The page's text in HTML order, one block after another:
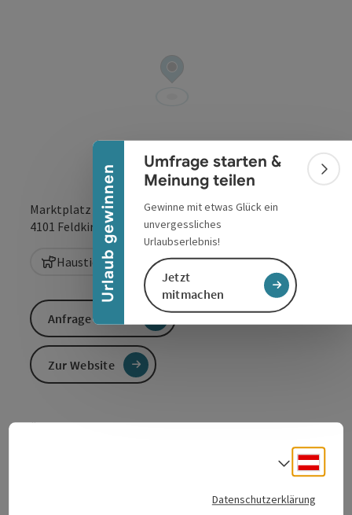
Urlaub gewinnen
Banner einklappen
Umfrage starten &
Meinung teilen
Gewinne mit etwas Glück ein
unvergessliches
Urlaubserlebnis!
Jetzt
mitmachen
Marktplatz 1
4101 Feldkirchen an der Donau
Haustiere sind herzlich willkommen
Öffentliche WC-Anlage beim Pfarrzentrum
Anfrage senden
Zur Website
Datenschutzerklärung